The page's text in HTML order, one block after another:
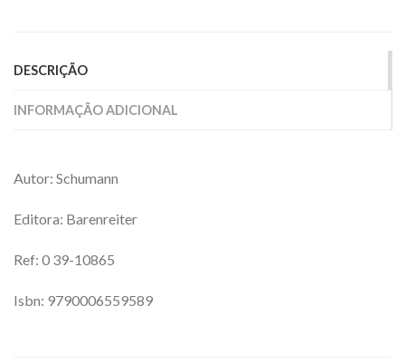
DESCRIÇÃO
INFORMAÇÃO ADICIONAL
Autor: Schumann
Editora: Barenreiter
Ref: 0 39-10865
Isbn: 9790006559589